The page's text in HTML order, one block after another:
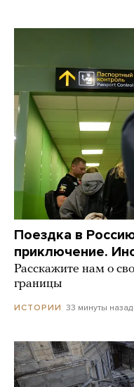
Поездка в
приключение.
Расскажите нам о
границы
ИСТОРИИ 33 минуты назад